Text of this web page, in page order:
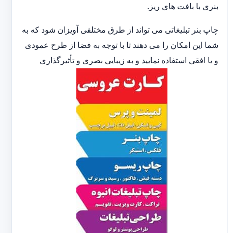
بنری با بافت های ریز.
چاپ بنر تبلیغاتی می تواند از طرق مختلفی آویزان شود که به
شما این امکان را می دهند تا با توجه به فضا از طرح عمودی
و یا افقی استفاده نمایید و به زیبایی بصری و تأثیرگذاری